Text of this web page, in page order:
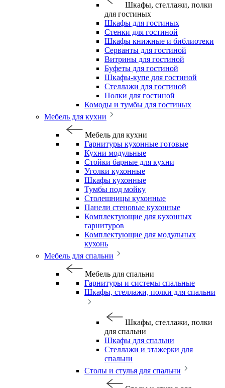
Шкафы, стеллажи, полки
для гостиных
Шкафы для гостиных
Стенки для гостиной
Шкафы книжные и библиотеки
Серванты для гостиной
Витрины для гостиной
Буфеты для гостиной
Шкафы-купе для гостиной
Стеллажи для гостиной
Полки для гостиной
Комоды и тумбы для гостиных
Мебель для кухни
Мебель для кухни
Гарнитуры кухонные готовые
Кухни модульные
Стойки барные для кухни
Уголки кухонные
Шкафы кухонные
Тумбы под мойку
Столешницы кухонные
Панели стеновые кухонные
Комплектующие для кухонных
гарнитуров
Комплектующие для модульных
кухонь
Мебель для спальни
Мебель для спальни
Гарнитуры и системы спальные
Шкафы, стеллажи, полки для спальни
Шкафы, стеллажи, полки
для спальни
Шкафы для спальни
Стеллажи и этажерки для
спальни
Столы и стулья для спальни